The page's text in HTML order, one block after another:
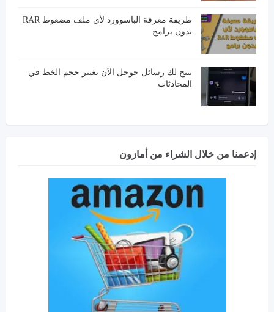
طريقة معرفة الباسوورد لأي ملف مضغوط RAR
بدون برامج
تتيح لك رسائل جوجل الآن تغيير حجم الخط في
المحادثات
إدعمنا من خلال الشراء من أمازون